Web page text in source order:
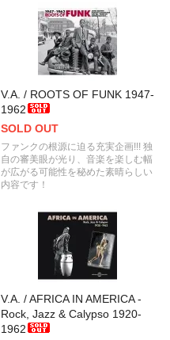
V.A. / ROOTS OF FUNK 1947-
1962
SOLD OUT
ファンクの根源に迫る充実企画!!! 独
自の審美眼が光り、音楽を楽しむ幅
が広がる可能性を秘めた素晴らしい
内容です！
V.A. / AFRICA IN AMERICA -
Rock, Jazz & Calypso 1920-
1962